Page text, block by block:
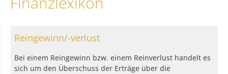
Reingewinn/-verlust
Bei einem Reingewinn bzw. einem Reinverlust handelt es
sich um den Überschuss der Erträge über die